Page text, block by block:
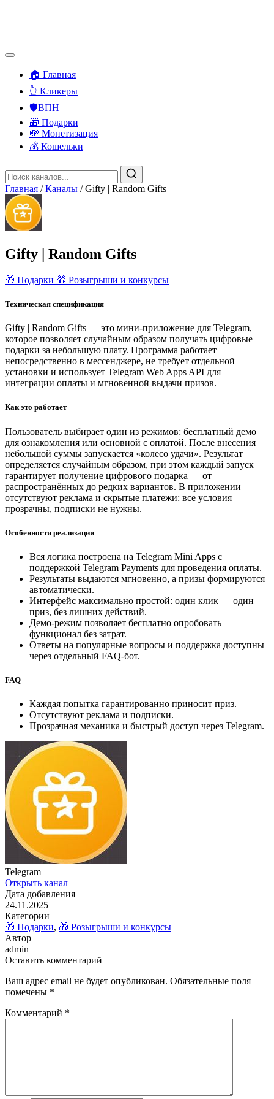
🏠 Главная
👆 Кликеры
🛡️ВПН
🎁 Подарки
💸 Монетизация
💰 Кошельки
Главная / Каналы / Gifty | Random Gifts
Gifty | Random Gifts
🎁 Подарки 🎁 Розыгрыши и конкурсы
Техническая спецификация
Gifty | Random Gifts — это мини-приложение для Telegram,
которое позволяет случайным образом получать цифровые
подарки за небольшую плату. Программа работает
непосредственно в мессенджере, не требует отдельной
установки и использует Telegram Web Apps API для
интеграции оплаты и мгновенной выдачи призов.
Как это работает
Пользователь выбирает один из режимов: бесплатный демо
для ознакомления или основной с оплатой. После внесения
небольшой суммы запускается «колесо удачи». Результат
определяется случайным образом, при этом каждый запуск
гарантирует получение цифрового подарка — от
распространённых до редких вариантов. В приложении
отсутствуют реклама и скрытые платежи: все условия
прозрачны, подписки не нужны.
Особенности реализации
Вся логика построена на Telegram Mini Apps с
поддержкой Telegram Payments для проведения оплаты.
Результаты выдаются мгновенно, а призы формируются
автоматически.
Интерфейс максимально простой: один клик — один
приз, без лишних действий.
Демо-режим позволяет бесплатно опробовать
функционал без затрат.
Ответы на популярные вопросы и поддержка доступны
через отдельный FAQ-бот.
FAQ
Каждая попытка гарантированно приносит приз.
Отсутствуют реклама и подписки.
Прозрачная механика и быстрый доступ через Telegram.
Telegram
Открыть канал
Дата добавления
24.11.2025
Категории
🎁 Подарки, 🎁 Розыгрыши и конкурсы
Автор
admin
Оставить комментарий
Ваш адрес email не будет опубликован. Обязательные поля
помечены *
Комментарий *